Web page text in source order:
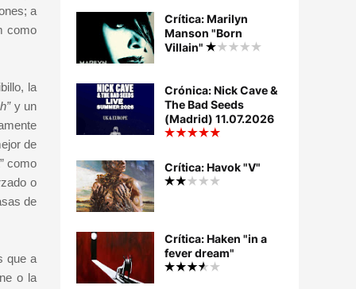
a
como
la
y un
de
como
o
de
que a
o la
Crítica: Marilyn
Manson "Born
Villain"
Crónica: Nick Cave &
The Bad Seeds
(Madrid) 11.07.2026
Crítica: Havok "V"
Crítica: Haken "in a
fever dream"